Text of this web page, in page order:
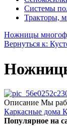
Системы
Тракторы,
Ножницы
Вернуться к:
Описание Мы
Каркасные дома
Популярное на